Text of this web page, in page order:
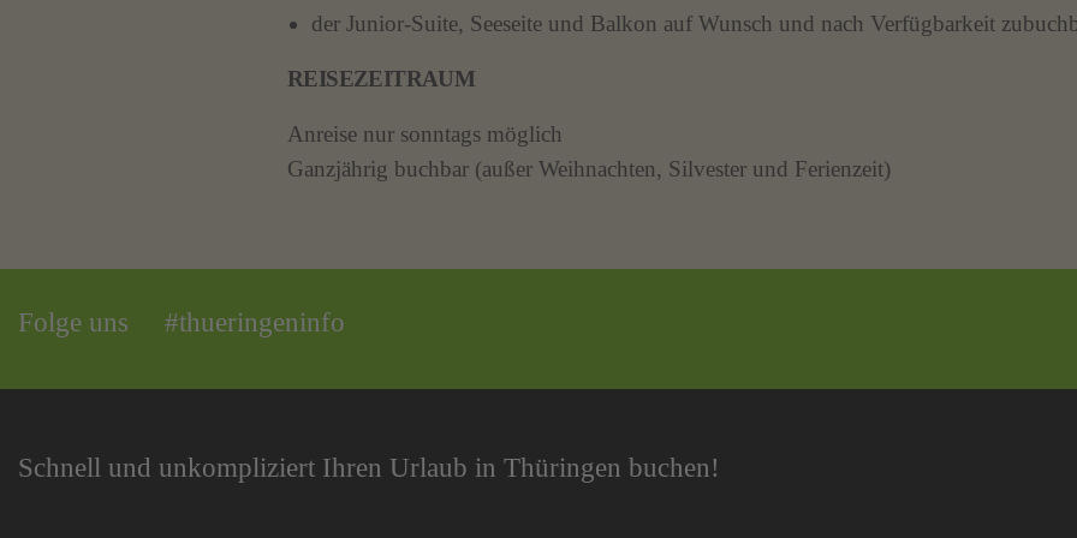
der Junior-Suite, Seeseite und Balkon auf Wunsch und nach Verfügbarkeit
REISEZEITRAUM
Anreise nur sonntags möglich
Ganzjährig buchbar (außer Weihnachten, Silvester und Ferienzeit)
Folge uns #thueringeninfo
Schnell und unkompliziert Ihren Urlaub in Thüringen buchen!